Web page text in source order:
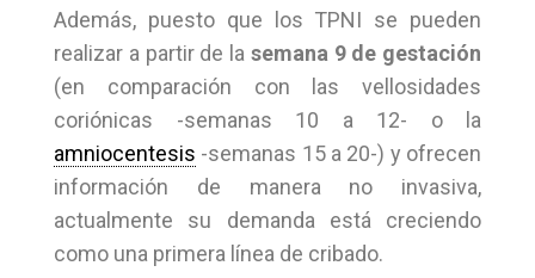
Además, puesto que los TPNI se pueden
realizar a partir de la semana 9 de gestación
(en comparación con las vellosidades
coriónicas -semanas 10 a 12- o la
amniocentesis -semanas 15 a 20-) y ofrecen
información de manera no invasiva,
actualmente su demanda está creciendo
como una primera línea de cribado.